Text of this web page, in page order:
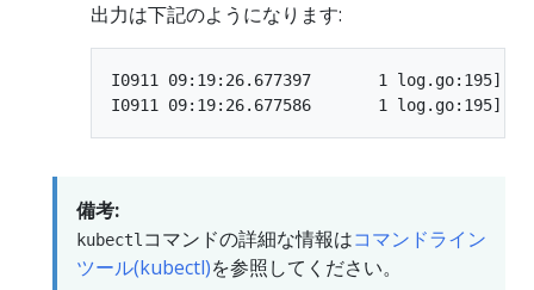
出力は下記のようになります:
I0911 09:19:26.677397       1 log.go:195]
備考:
kubectl コマンドの詳細な情報はコマンドライン
ツール(kubectl)を参照してください。